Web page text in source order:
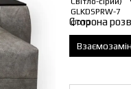
Сторона